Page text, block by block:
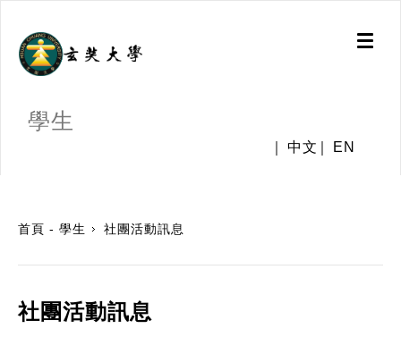
Toggle
學生
中文 EN
首頁 - 學生 社團活動訊息
社團活動訊息